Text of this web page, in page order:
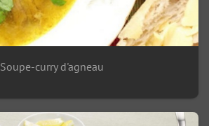
Soupe-curry d'agneau